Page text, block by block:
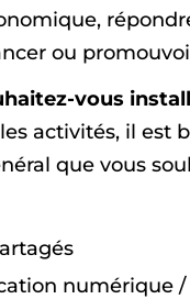
ou
vous
activités, il est
que vous
numérique